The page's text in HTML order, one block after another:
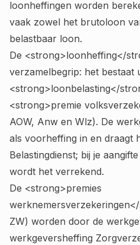
loonheffingen worden
vaak zowel het brutoloon
belastbaar loon.
De <strong>loonheffing</
verzamelbegrip: het bestaat
<strong>loonbelasting</
<strong>premie
AOW, Anw en Wlz). De
als voorheffing in en draagt
Belastingdienst; bij je
wordt het verrekend.
De <strong>premies
ZW) worden door de
werkgeversheffing